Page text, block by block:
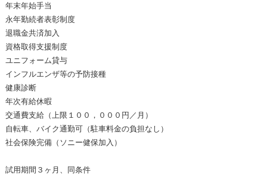
年末年始手当
永年勤続者表彰制度
退職金共済加入
資格取得支援制度
ユニフォーム貸与
インフルエンザ等の予防接種
健康診断
年次有給休暇
交通費支給（上限１００，０００円／月）
自転車、バイク通勤可（駐車料金の負担なし）
社会保険完備（ソニー健保加入）
試用期間３ヶ月、同条件